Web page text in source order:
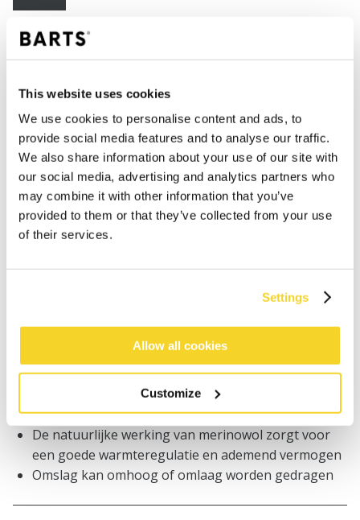
This website uses cookies
We use cookies to personalise content and ads, to
provide social media features and to analyse our traffic.
We also share information about your use of our site with
our social media, advertising and analytics partners who
may combine it with other information that you’ve
provided to them or that they’ve collected from your use
of their services.
Settings
Allow all cookies
Customize
KLEURblack
IN WINKELWAGEN
Bestellingen die op werkdagen vóór 12:00 uur
worden geplaatst, worden dezelfde dag verzonden
Gratis verzending voor orders boven € 50,- binnen
Unisex muts van merinowol
Zacht en rekbaar
De natuurlijke werking van merinowol zorgt voor
een goede warmteregulatie en ademend vermogen
Omslag kan omhoog of omlaag worden gedragen